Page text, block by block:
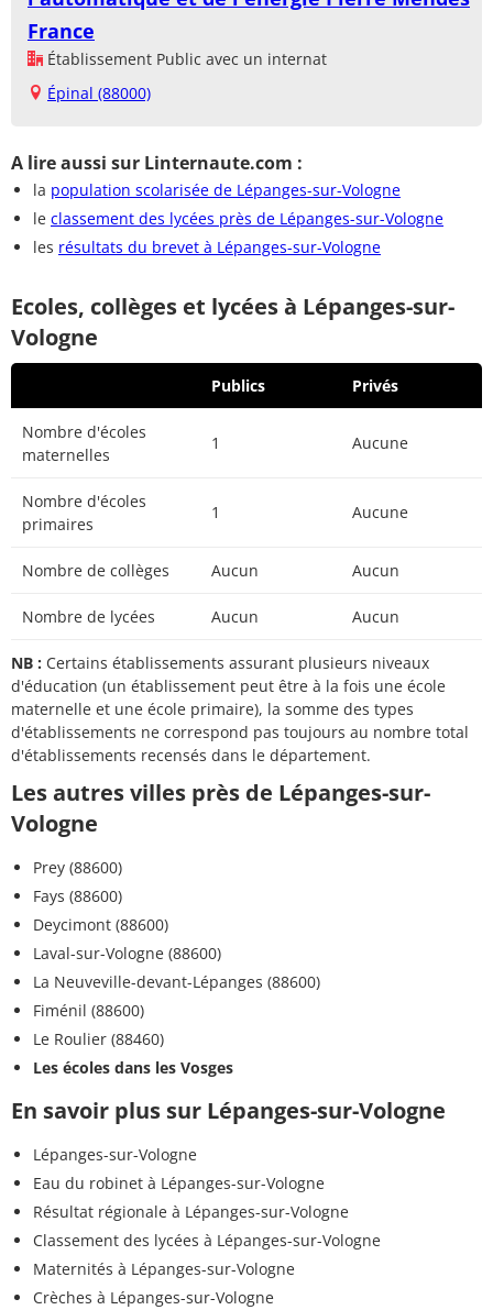
France
Établissement Public avec un internat
Épinal (88000)
A lire aussi sur Linternaute.com :
la population scolarisée de Lépanges-sur-Vologne
le classement des lycées près de Lépanges-sur-Vologne
les résultats du brevet à Lépanges-sur-Vologne
Ecoles, collèges et lycées à Lépanges-sur-
Vologne
Publics Privés
Nombre d'écoles
maternelles
1 Aucune
Nombre d'écoles
primaires
1 Aucune
Nombre de collèges Aucun Aucun
Nombre de lycées Aucun Aucun
NB : Certains établissements assurant plusieurs niveaux
d'éducation (un établissement peut être à la fois une école
maternelle et une école primaire), la somme des types
d'établissements ne correspond pas toujours au nombre total
d'établissements recensés dans le département.
Les autres villes près de Lépanges-sur-
Vologne
Prey (88600)
Fays (88600)
Deycimont (88600)
Laval-sur-Vologne (88600)
La Neuveville-devant-Lépanges (88600)
Fiménil (88600)
Le Roulier (88460)
Les écoles dans les Vosges
En savoir plus sur Lépanges-sur-Vologne
Lépanges-sur-Vologne
Eau du robinet à Lépanges-sur-Vologne
Résultat régionale à Lépanges-sur-Vologne
Classement des lycées à Lépanges-sur-Vologne
Maternités à Lépanges-sur-Vologne
Crèches à Lépanges-sur-Vologne